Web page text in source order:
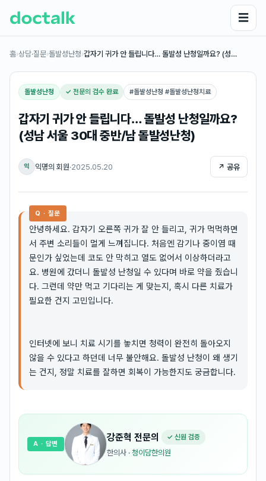
☰
홈›상담·질문›돌발성난청›갑자기 귀가 안 들립니다… 돌발성 난청일까요? (성…
돌발성난청 ✓ 전문의 검수 완료 #돌발성난청 #돌발성난청치료
갑자기 귀가 안 들립니다… 돌발성 난청일까요?
(성남 서울 30대 중반/남 돌발성난청)
익 익명의 회원·2025.05.20 ↗ 공유
Q · 질문
안녕하세요. 갑자기 오른쪽 귀가 잘 안 들리고, 귀가 먹먹하면
서 주변 소리들이 멀게 느껴집니다. 처음엔 감기나 중이염 때
문인가 싶었는데 코도 안 막히고 열도 없어서 이상하더라고
요. 병원에 갔더니 돌발성 난청일 수 있다며 바로 약을 줬습니
다. 그런데 약만 먹고 기다리는 게 맞는지, 혹시 다른 치료가
필요한 건지 고민입니다.
인터넷에 보니 치료 시기를 놓치면 청력이 완전히 돌아오지
않을 수 있다고 하던데 너무 불안해요. 돌발성 난청이 왜 생기
는 건지, 정말 치료를 잘하면 회복이 가능한지도 궁금합니다.
강준혁 전문의 ✓ 신원 검증
한의사 · 청이담한의원
A · 답변